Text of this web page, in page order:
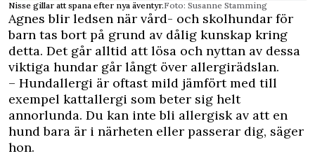
Nisse gillar att spana efter nya äventyr.Foto: Susanne Stamming
Agnes blir ledsen när vård- och skolhundar för
barn tas bort på grund av dålig kunskap kring
detta. Det går alltid att lösa och nyttan av dessa
viktiga hundar går långt över allergirädslan.
– Hundallergi är oftast mild jämfört med till
exempel kattallergi som beter sig helt
annorlunda. Du kan inte bli allergisk av att en
hund bara är i närheten eller passerar dig, säger
hon.